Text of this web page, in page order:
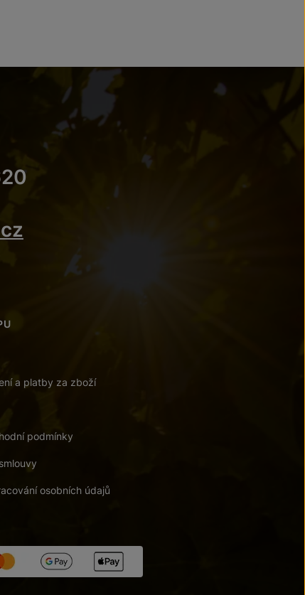
a platby za zboží
podmínky
osobních údajů